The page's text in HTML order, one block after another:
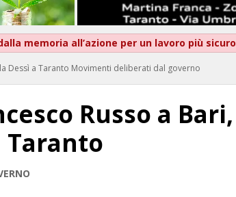
memoria all’azione per un lavoro più sicuro
Dessì a Taranto Movimenti deliberati dal governo
Russo a Bari,
Taranto